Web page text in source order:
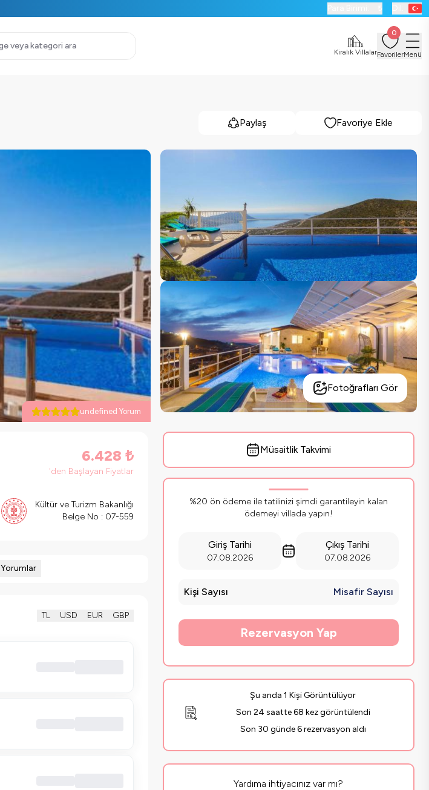
Kiralık Villalar
0
FavorilerMenü
Paylaş Favoriye Ekle
undefined Yorum
Fotoğrafları Gör
6.428 ₺
'den Başlayan Fiyatlar
Kültür ve Turizm Bakanlığı
Belge No : 07-559
Yorumlar
TL USD EUR GBP
Müsaitlik Takvimi
%20 ön ödeme ile tatilinizi şimdi garantileyin kalan
ödemeyi villada yapın!
Giriş Tarihi
07.08.2026
Çıkış Tarihi
07.08.2026
Kişi Sayısı Misafir Sayısı
Rezervasyon Yap
Şu anda 1 Kişi Görüntülüyor
Son 24 saatte 68 kez görüntülendi
Son 30 günde 6 rezervasyon aldı
Yardıma ihtiyacınız var mı?